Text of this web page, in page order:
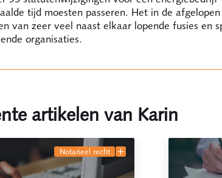
tijd moesten passeren. Het in de
van zeer veel naast elkaar lopende fusies en
organisaties.
artikelen van Karin
notarieel recht